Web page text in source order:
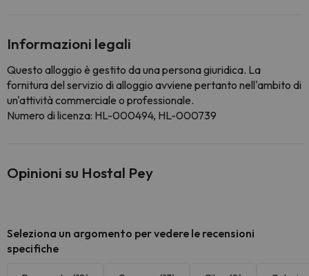
Informazioni legali
Questo alloggio è gestito da una persona giuridica. La
fornitura del servizio di alloggio avviene pertanto nell'ambito di
un'attività commerciale o professionale.
Numero di licenza: HL-000494, HL-000739
Opinioni su Hostal Pey
Seleziona un argomento per vedere le recensioni
specifiche